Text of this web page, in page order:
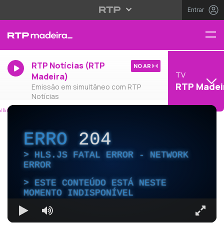
Entrar
RTP Notícias (RTP
Madeira)
Emissão em simultâneo com RTP
Notícias
NO AR
TV
RTP
ERRO204
HLS.JS FATAL ERROR - NETWORK
ERROR
ESTE CONTEÚDO ESTÁ NESTE
MOMENTO INDISPONÍVEL